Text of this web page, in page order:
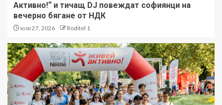
Активно!“ и тичащ DJ повеждат софиянци на
вечерно бягане от НДК
юли 27, 2026 Roditel 1